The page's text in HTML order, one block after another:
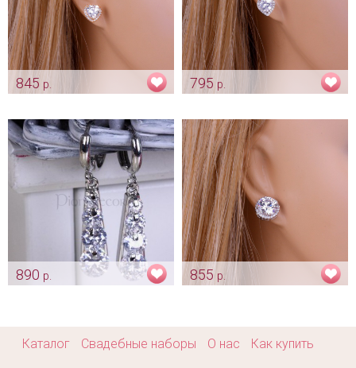
845 р.
795 р.
Арт: ser_0322
890 р.
855р.
Каталог Свадебные наборы О нас Как купить